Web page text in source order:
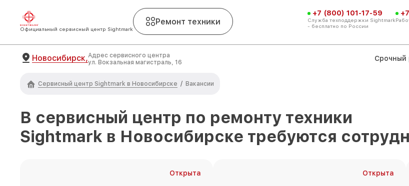
Официальный сервисный центр Sightmark
Ремонт техники
+7 (800) 101-17-59
Служба техподдержки Sightmark
- бесплатно по России
Новосибирск,Адрес сервисного центра
ул. Вокзальная магистраль, 16
Срочный
Сервисный центр Sightmark в Новосибирске / Вакансии
В сервисный центр по ремонту техники
Sightmark в Новосибирске требуются
Открыта Открыта